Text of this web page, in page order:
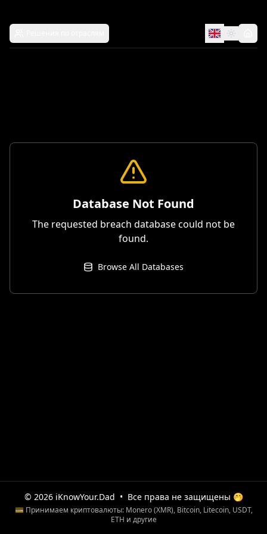
Database Not Found
The requested breach database could not be
found.
Browse All Databases
© 2026 iKnowYour.Dad • Все права не защищены 🤭
💳 Принимаем криптовалюты: Monero (XMR), Bitcoin, Litecoin, USDT,
ETH и другие